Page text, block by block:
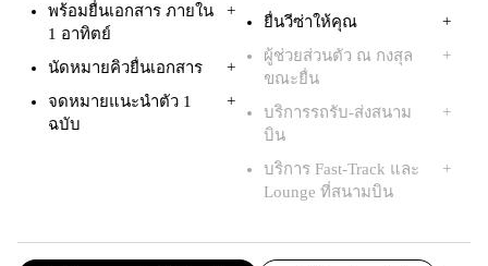
ยื่นวีซ่าให้คุณ
ผู้ช่วยส่วนตัว ณ กงสุล
ขณะยื่น
บริการรถรับ-ส่งสนาม
บิน
บริการ Fast-Track และ
Lounge ที่สนามบิน
พร้อมยื่นเอกสาร ภายใน
1 อาทิตย์
นัดหมายคิวยื่นเอกสาร
จดหมายแนะนำตัว 1
ฉบับ